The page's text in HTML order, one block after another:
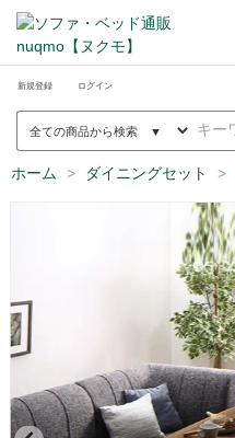
新規登録 ログイン
ホーム ダイニングセット